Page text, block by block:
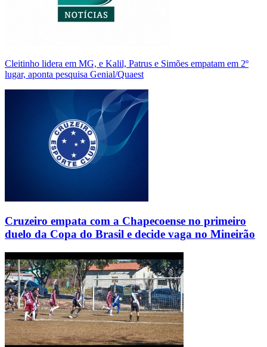
Cleitinho lidera em MG, e Kalil, Patrus e Simões empatam em 2º
lugar, aponta pesquisa Genial/Quaest
Cruzeiro empata com a Chapecoense no primeiro
duelo da Copa do Brasil e decide vaga no Mineirão